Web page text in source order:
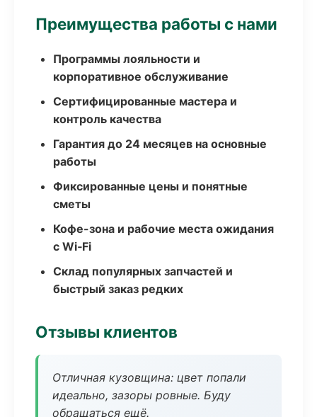
Преимущества работы с нами
Программы лояльности и
корпоративное обслуживание
Сертифицированные мастера и
контроль качества
Гарантия до 24 месяцев на основные
работы
Фиксированные цены и понятные
сметы
Кофе-зона и рабочие места ожидания
с Wi‑Fi
Склад популярных запчастей и
быстрый заказ редких
Отзывы клиентов
Отличная кузовщина: цвет попали
идеально, зазоры ровные. Буду
обращаться ещё.